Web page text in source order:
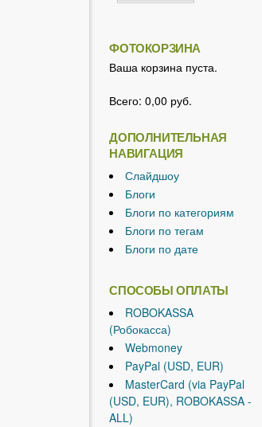
ФОТОКОРЗИНА
Ваша корзина пуста.
Всего: 0,00 руб.
ДОПОЛНИТЕЛЬНАЯ
НАВИГАЦИЯ
Слайдшоу
Блоги
Блоги по категориям
Блоги по тегам
Блоги по дате
СПОСОБЫ ОПЛАТЫ
ROBOKASSA
(Робокасса)
Webmoney
PayPal (USD, EUR)
MasterCard (via PayPal
(USD, EUR), ROBOKASSA -
ALL)